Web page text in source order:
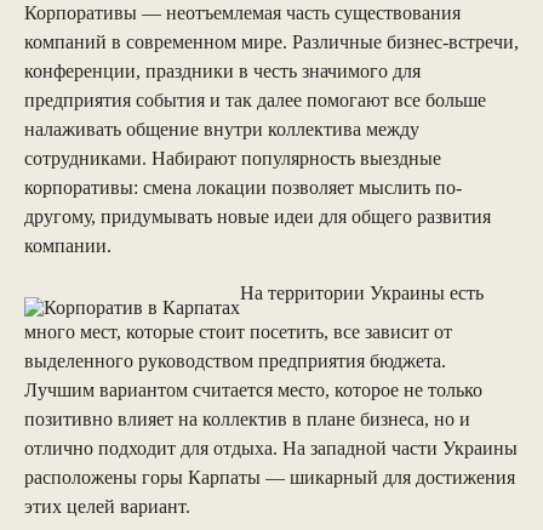
Корпоративы — неотъемлемая часть существования
компаний в современном мире. Различные бизнес-встречи,
конференции, праздники в честь значимого для
предприятия события и так далее помогают все больше
налаживать общение внутри коллектива между
сотрудниками. Набирают популярность выездные
корпоративы: смена локации позволяет мыслить по-
другому, придумывать новые идеи для общего развития
компании.
На территории Украины есть
много мест, которые стоит посетить, все зависит от
выделенного руководством предприятия бюджета.
Лучшим вариантом считается место, которое не только
позитивно влияет на коллектив в плане бизнеса, но и
отлично подходит для отдыха. На западной части Украины
расположены горы Карпаты — шикарный для достижения
этих целей вариант.